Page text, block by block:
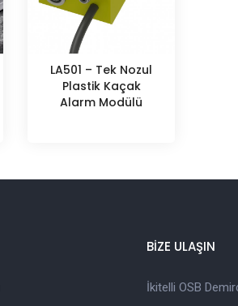
LA501 – Tek Nozul
Plastik Kaçak
Alarm Modülü
BİZE ULAŞIN
İkitelli OSB